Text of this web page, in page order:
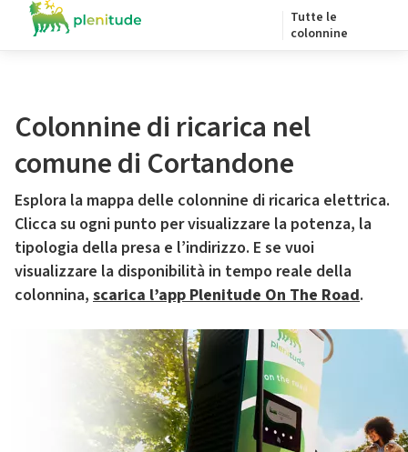
Tutte le
colonnine
Colonnine di ricarica nel
comune di Cortandone
Esplora la mappa delle colonnine di ricarica elettrica.
Clicca su ogni punto per visualizzare la potenza, la
tipologia della presa e l’indirizzo. E se vuoi
visualizzare la disponibilità in tempo reale della
colonnina, scarica l’app Plenitude On The Road.